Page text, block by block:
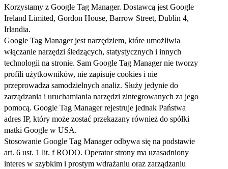
Korzystamy z Google Tag Manager. Dostawcą jest Google
Ireland Limited, Gordon House, Barrow Street, Dublin 4,
Irlandia.
Google Tag Manager jest narzędziem, które umożliwia
włączanie narzędzi śledzących, statystycznych i innych
technologii na stronie. Sam Google Tag Manager nie tworzy
profili użytkowników, nie zapisuje cookies i nie
przeprowadza samodzielnych analiz. Służy jedynie do
zarządzania i uruchamiania narzędzi zintegrowanych za jego
pomocą. Google Tag Manager rejestruje jednak Państwa
adres IP, który może zostać przekazany również do spółki
matki Google w USA.
Stosowanie Google Tag Manager odbywa się na podstawie
art. 6 ust. 1 lit. f RODO. Operator strony ma uzasadniony
interes w szybkim i prostym wdrażaniu oraz zarządzaniu